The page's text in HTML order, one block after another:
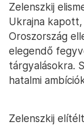
Zelenszkij
Ukrajna
Oroszország
elegendő
tárgyalásokra.
hatalmi
Zelenszkij